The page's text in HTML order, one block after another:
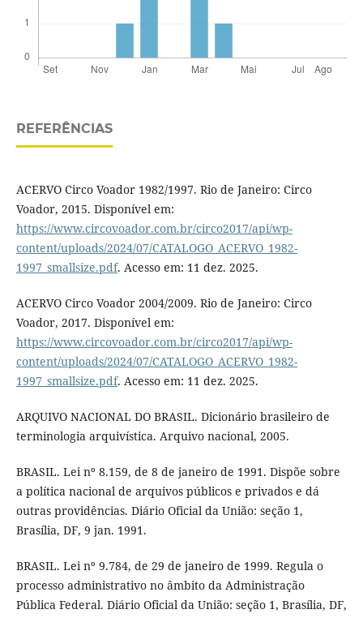
REFERÊNCIAS
ACERVO Circo Voador 1982/1997. Rio de Janeiro: Circo
Voador, 2015. Disponível em:
https://www.circovoador.com.br/circo2017/api/wp-
content/uploads/2024/07/CATALOGO_ACERVO_1982-
1997_smallsize.pdf. Acesso em: 11 dez. 2025.
ACERVO Circo Voador 2004/2009. Rio de Janeiro: Circo
Voador, 2017. Disponível em:
https://www.circovoador.com.br/circo2017/api/wp-
content/uploads/2024/07/CATALOGO_ACERVO_1982-
1997_smallsize.pdf. Acesso em: 11 dez. 2025.
ARQUIVO NACIONAL DO BRASIL. Dicionário brasileiro de
terminologia arquivística. Arquivo nacional, 2005.
BRASIL. Lei nº 8.159, de 8 de janeiro de 1991. Dispõe sobre
a política nacional de arquivos públicos e privados e dá
outras providências. Diário Oficial da União: seção 1,
Brasília, DF, 9 jan. 1991.
BRASIL. Lei nº 9.784, de 29 de janeiro de 1999. Regula o
processo administrativo no âmbito da Administração
Pública Federal. Diário Oficial da União: seção 1, Brasília, DF,